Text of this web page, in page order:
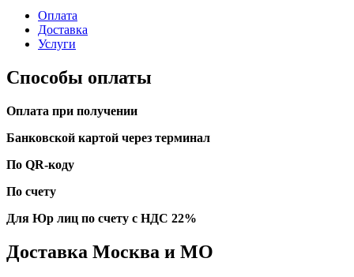
Оплата
Доставка
Услуги
Способы оплаты
Оплата при получении
Банковской картой через терминал
По QR-коду
По счету
Для Юр лиц по счету с НДС 22%
Доставка Москва и МО